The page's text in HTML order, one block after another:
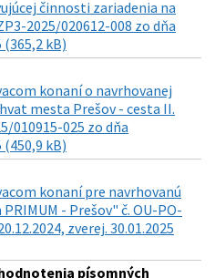
činnosti zariadenia na
2025/020612-008 zo dňa
(365,2 kB)
konaní o navrhovanej
mesta Prešov - cesta II.
010915-025 zo dňa
(450,9 kB)
konaní pre navrhovanú
- Prešov" č. OU-PO-
zverej. 30.01.2025
písomných